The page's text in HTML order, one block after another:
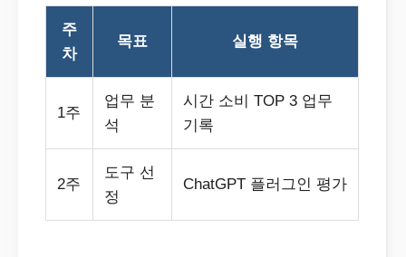
주
차
목표 실행 항목
1주
업무 분
석
시간 소비 TOP 3 업무
기록
2주
도구 선
정
ChatGPT 플러그인 평가